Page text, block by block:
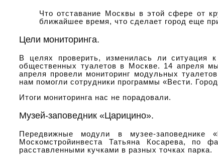
Что отставание Москвы в этой сфере от
ближайшее время, что сделает город еще
Цели мониторинга.
В целях проверить, изменилась ли ситуация
общественных туалетов в Москве. 14 апреля
апреля провели мониторинг модульных
нам помогли сотрудники программы «Вести.
Итоги мониторинга нас не порадовали.
Музей-заповедник «Царицино».
Передвижные модули в музее-заповеднике
Москомстройинвеста Татьяна Косарева, по
расставленными кучками в разных точках парка.